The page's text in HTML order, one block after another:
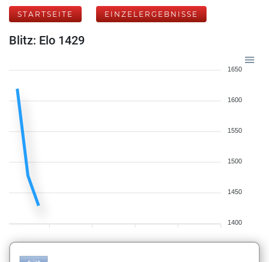
STARTSEITE EINZELERGEBNISSE
Blitz: Elo 1429
1650
1600
1550
1500
1450
1400